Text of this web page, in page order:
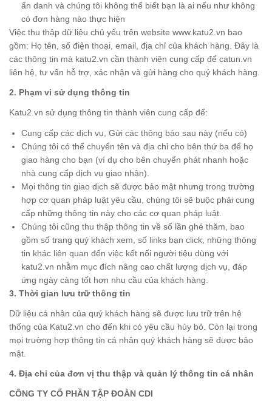
ẩn danh và chúng tôi không thể biết bạn là ai nếu như không
có đơn hàng nào thực hiện
Việc thu thập dữ liệu chủ yếu trên website www.katu2.vn bao
gồm: Họ tên, số điện thoại, email, địa chỉ của khách hàng. Đây là
các thông tin mà katu2.vn cần thành viên cung cấp để catun.vn
liên hệ, tư vấn hỗ trợ, xác nhận và gửi hàng cho quý khách hàng.
2. Phạm vi sử dụng thông tin
Katu2.vn sử dụng thông tin thành viên cung cấp để:
Cung cấp các dịch vụ, Gửi các thông báo sau này (nếu có)
Chúng tôi có thể chuyển tên và địa chỉ cho bên thứ ba để họ
giao hàng cho bạn (ví dụ cho bên chuyển phát nhanh hoặc
nhà cung cấp dịch vụ giao nhận).
Mọi thông tin giao dịch sẽ được bảo mật nhưng trong trường
hợp cơ quan pháp luật yêu cầu, chúng tôi sẽ buộc phải cung
cấp những thông tin này cho các cơ quan pháp luật.
Chúng tôi cũng thu thập thông tin về số lần ghé thăm, bao
gồm số trang quý khách xem, số links bạn click, những thông
tin khác liên quan đến việc kết nối người tiêu dùng với
katu2.vn nhằm mục đích nâng cao chất lượng dịch vụ, đáp
ứng ngày càng tốt hơn nhu cầu của khách hàng.
3. Thời gian lưu trữ thông tin
Dữ liệu cá nhân của quý khách hàng sẽ được lưu trữ trên hệ
thống của Katu2.vn cho đến khi có yêu cầu hủy bỏ. Còn lại trong
mọi trường hợp thông tin cá nhân quý khách hàng sẽ được bảo
mật.
4. Địa chỉ của đơn vị thu thập và quản lý thông tin cá nhân
CÔNG TY CỔ PHẦN TẬP ĐOÀN CDI